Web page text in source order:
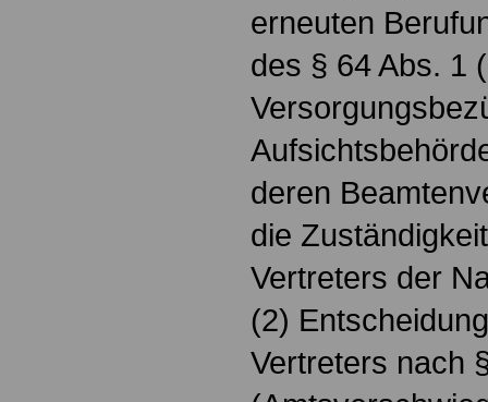
erneuten
des § 64 Abs. 1
deren
die
Vertreters der
(2)
Vertreters nach